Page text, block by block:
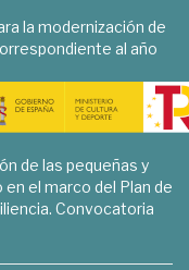
la modernización de
al año
de las pequeñas y
el marco del Plan de
Convocatoria